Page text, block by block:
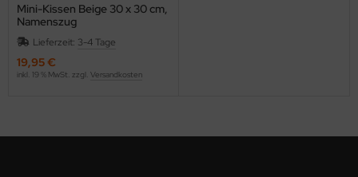
Mini-Kissen Beige 30 x 30 cm,
Namenszug
Metallblasinstrument, gestickt
Lieferzeit: 3-4 Tage
19,95 €
inkl. 19 % MwSt. zzgl. Versandkosten